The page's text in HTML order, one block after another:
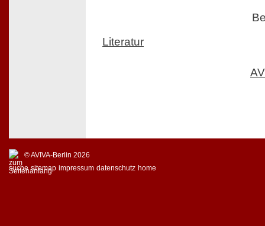
Literatur
© AVIVA-Berlin 2026
suche sitemap impressum datenschutz home